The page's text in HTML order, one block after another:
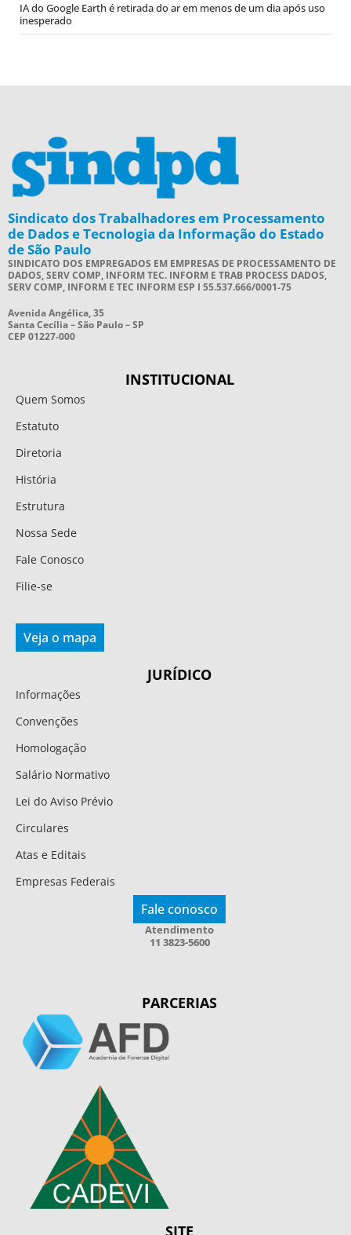
IA do Google Earth é retirada do ar em menos de um dia após uso
inesperado
Sindicato dos Trabalhadores em Processamento
de Dados e Tecnologia da Informação do Estado
de São Paulo
SINDICATO DOS EMPREGADOS EM EMPRESAS DE PROCESSAMENTO DE
DADOS, SERV COMP, INFORM TEC. INFORM E TRAB PROCESS DADOS,
SERV COMP, INFORM E TEC INFORM ESP I 55.537.666/0001-75
Avenida Angélica, 35
Santa Cecília – São Paulo – SP
CEP 01227-000
INSTITUCIONAL
Quem Somos
Estatuto
Diretoria
História
Estrutura
Nossa Sede
Fale Conosco
Filie-se
Veja o mapa
JURÍDICO
Informações
Convenções
Homologação
Salário Normativo
Lei do Aviso Prévio
Circulares
Atas e Editais
Empresas Federais
Fale conosco
Atendimento
11 3823-5600
PARCERIAS
SITE